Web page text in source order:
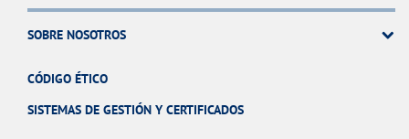
SOBRE NOSOTROS
CÓDIGO ÉTICO
SISTEMAS DE GESTIÓN Y CERTIFICADOS